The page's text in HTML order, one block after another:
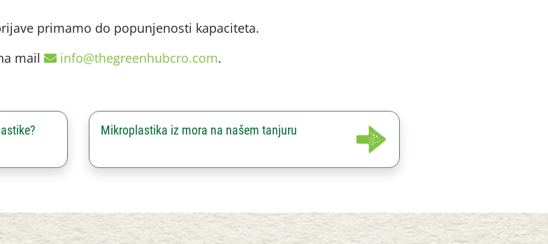
primamo do popunjenosti kapaciteta.
mail
info@thegreenhubcro.com.
Mikroplastika iz mora na našem tanjuru